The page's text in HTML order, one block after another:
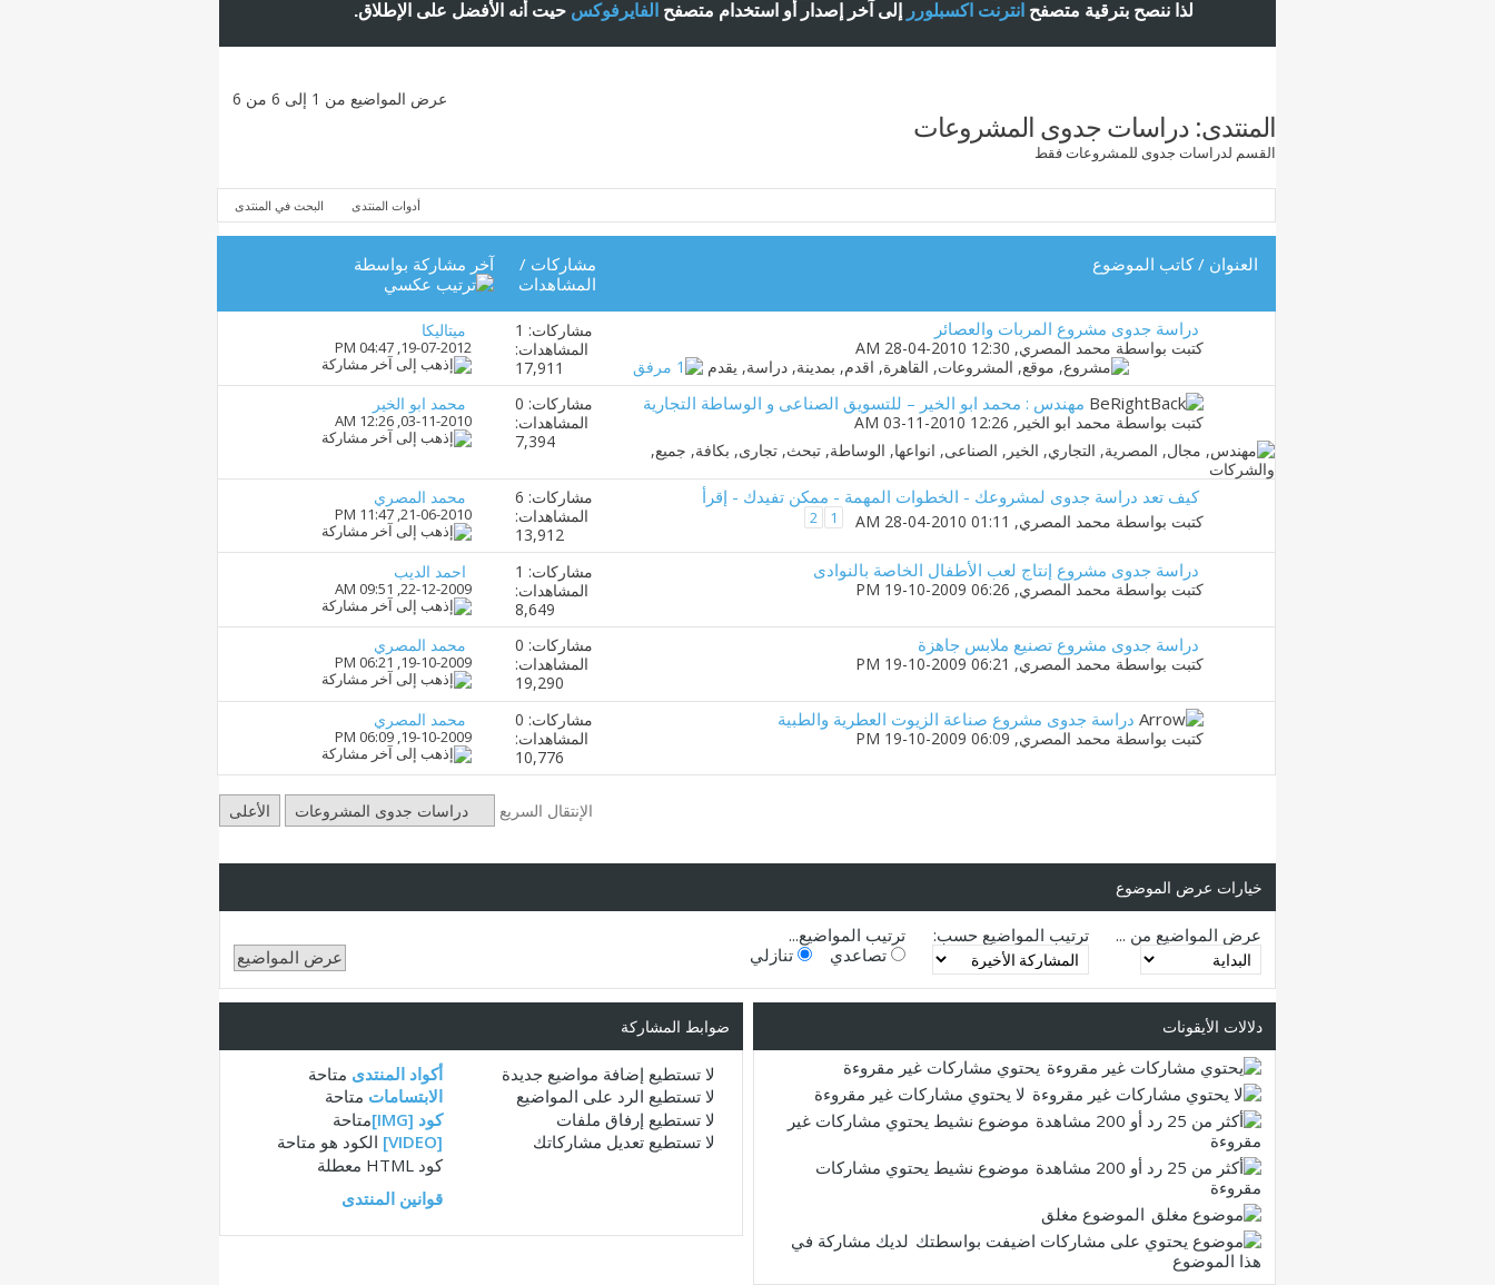
لذا ننصح بترقية متصفح انترنت اكسبلورر إلى آخر إصدار أو استخدام متصفح الفايرفوكس حيت أنه الأفضل على الإطلاق.
عرض المواضيع من 1 إلى 6 من 6
المنتدى: دراسات جدوى المشروعات
القسم لدراسات جدوى للمشروعات فقط
أدوات المنتدى البحث في المنتدى
العنوان /كاتب الموضوع مشاركات /
المشاهدات
آخر مشاركة بواسطة
دراسة جدوى مشروع المربات والعصائر
كتبت بواسطة محمد المصري‏, 28-04-2010 12:30 AM
مشاركات: 1
المشاهدات:
17,911
ميتاليكا
19-07-2012,
04:47 PM
مهندس : محمد ابو الخير – للتسويق الصناعى و الوساطة التجارية
كتبت بواسطة محمد ابو الخير ‏, 03-11-2010 12:26 AM
مشاركات: 0
المشاهدات:
7,394
محمد ابو الخير
03-11-2010,
12:26 AM
كيف تعد دراسة جدوى لمشروعك - الخطوات المهمة - ممكن تفيدك - إقرأ
كتبت بواسطة محمد المصري‏, 28-04-2010 01:11 AM
1
2
مشاركات: 6
المشاهدات:
13,912
محمد المصري
21-06-2010,
11:47 PM
دراسة جدوى مشروع إنتاج لعب الأطفال الخاصة بالنوادى
كتبت بواسطة محمد المصري‏, 19-10-2009 06:26 PM
مشاركات: 1
المشاهدات:
8,649
احمد الديب
22-12-2009,
09:51 AM
دراسة جدوى مشروع تصنيع ملابس جاهزة
كتبت بواسطة محمد المصري‏, 19-10-2009 06:21 PM
مشاركات: 0
المشاهدات:
19,290
محمد المصري
19-10-2009,
06:21 PM
دراسة جدوى مشروع صناعة الزيوت العطرية والطبية
كتبت بواسطة محمد المصري‏, 19-10-2009 06:09 PM
مشاركات: 0
المشاهدات:
10,776
محمد المصري
19-10-2009,
06:09 PM
الإنتقال السريع دراسات جدوى المشروعات الأعلى
خيارات عرض الموضوع
عرض المواضيع من ... ترتيب المواضيع حسب:
ترتيب المواضيع...
تصاعدي
تنازلي
دلالات الأيقونات
يحتوي مشاركات غير مقروءة
لا يحتوي مشاركات غير مقروءة
موضوع نشيط يحتوي مشاركات غير
مقروءة
موضوع نشيط يحتوي مشاركات
مقروءة
الموضوع مغلق
لديك مشاركة في
هذا الموضوع
ضوابط المشاركة
لا تستطيع إضافة مواضيع جديدة
لا تستطيع الرد على المواضيع
لا تستطيع إرفاق ملفات
لا تستطيع تعديل مشاركاتك
أكواد المنتدى متاحة
الابتسامات متاحة
كود [IMG]
متاحة
[VIDEO]
الكود هو متاحة
كود HTML
معطلة
قوانين المنتدى